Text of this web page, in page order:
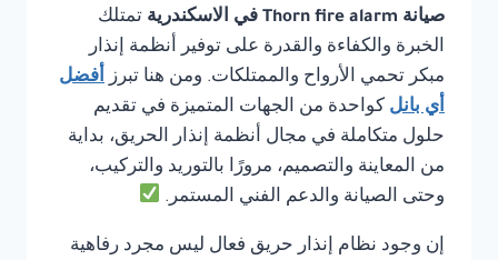
صيانة Thorn fire alarm في الاسكندرية
تمتلك
الخبرة والكفاءة والقدرة على توفير أنظمة إنذار
مبكر تحمي الأرواح والممتلكات. ومن هنا تبرز أفضل
أي بانل كواحدة من الجهات المتميزة في تقديم
حلول متكاملة في مجال أنظمة إنذار الحريق، بداية
من المعاينة والتصميم، مرورًا بالتوريد والتركيب،
وحتى الصيانة والدعم الفني المستمر.
إن وجود نظام إنذار حريق فعال ليس مجرد رفاهية